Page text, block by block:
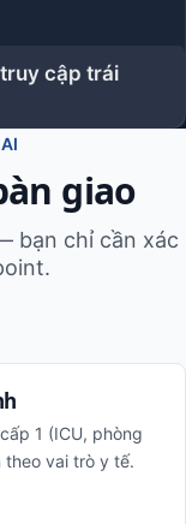
cập trái
giao
bạn chỉ cần xác
1 (ICU, phòng
theo vai trò y tế.